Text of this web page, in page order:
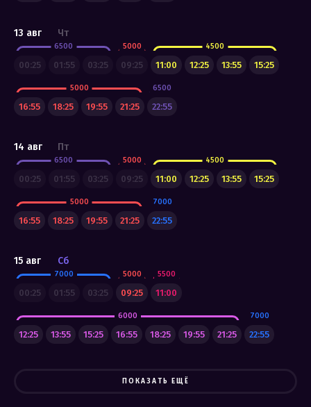
13 авг Чт
6500
00:25 01:55 03:25
5000
09:25
4500
11:00 12:25 13:55 15:25
5000
16:55 18:25 19:55 21:25
6500
22:55
14 авг Пт
6500
00:25 01:55 03:25
5000
09:25
4500
11:00 12:25 13:55 15:25
5000
16:55 18:25 19:55 21:25
7000
22:55
15 авг Сб
7000
00:25 01:55 03:25
5000
09:25
5500
11:00
6000
12:25 13:55 15:25 16:55 18:25 19:55 21:25
7000
22:55
ПОКАЗАТЬ ЕЩЁ